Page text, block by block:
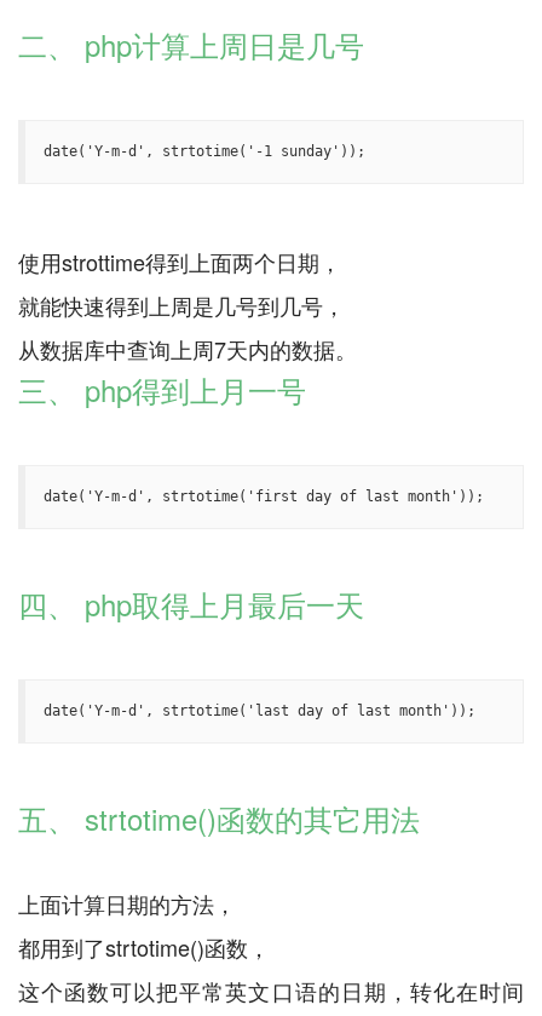
二、 php计算上周日是几号
date('Y-m-d', strtotime('-1 sunday'));
使用strottime得到上面两个日期，
就能快速得到上周是几号到几号，
三、 php得到上月一号
date('Y-m-d', strtotime('first day of last month'));
四、 php取得上月最后一天
date('Y-m-d', strtotime('last day of last month'));
五、 strtotime()函数的其它用法
上面计算日期的方法，
都用到了strtotime()函数，
这个函数可以把平常英文口语的日期，转化在时间